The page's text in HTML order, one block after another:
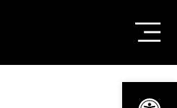
Ouvrir la